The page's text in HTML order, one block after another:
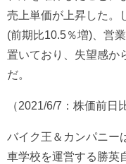
売上単価が上昇した。
(前期比10.5％増)、営
置いており、失望感か
だ。
（2021/6/7：株価前日
バイク王＆カンパニー
車学校を運営する勝英